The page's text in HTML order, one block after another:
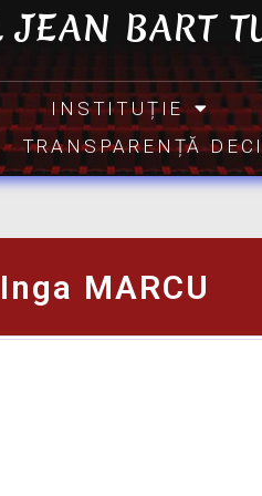
JEAN BART
INSTITUȚIE
TRANSPARENȚĂ
Inga MARCU